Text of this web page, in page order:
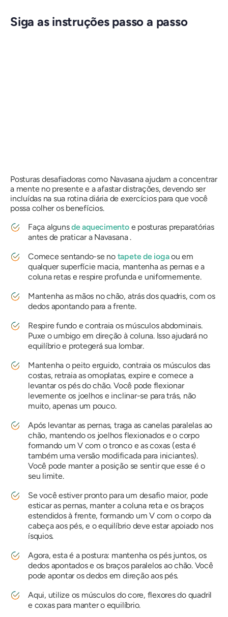
Siga as instruções passo a passo
Posturas desafiadoras como Navasanaajudam a concentrar
a mente no presente e a afastar distrações, devendo ser
incluídas na sua rotina diária de exercícios para que você
possa colher os benefícios.
Faça algunsde aquecimentoe posturas preparatórias
antes de praticar a Navasana.
Comece sentando-se no tapete de iogaou em
qualquer superfície macia, mantenha as pernas e a
coluna retas e respire profunda e uniformemente.
Mantenha as mãos no chão, atrás dos quadris, com os
dedos apontando para a frente.
Respire fundo e contraia os músculos abdominais.
Puxe o umbigo em direção à coluna. Isso ajudará no
equilíbrio e protegerá sua lombar.
Mantenha o peito erguido, contraia os músculos das
costas, retraia as omoplatas, expire e comece a
levantar os pés do chão. Você pode flexionar
levemente os joelhos e inclinar-se para trás, não
muito, apenas um pouco.
Após levantar as pernas, traga as canelas paralelas ao
chão, mantendo os joelhos flexionados e o corpo
formando um V com o tronco e as coxas (esta é
também uma versão modificada para iniciantes).
Você pode manter a posição se sentir que esse é o
seu limite.
Se você estiver pronto para um desafio maior, pode
esticar as pernas, manter a coluna reta e os braços
estendidos à frente, formando um V com o corpo da
cabeça aos pés, e o equilíbrio deve estar apoiado nos
ísquios.
Agora, esta é a postura: mantenha os pés juntos, os
dedos apontados e os braços paralelos ao chão. Você
pode apontar os dedos em direção aos pés.
Aqui, utilize os músculos do core, flexores do quadril
e coxas para manter o equilíbrio.